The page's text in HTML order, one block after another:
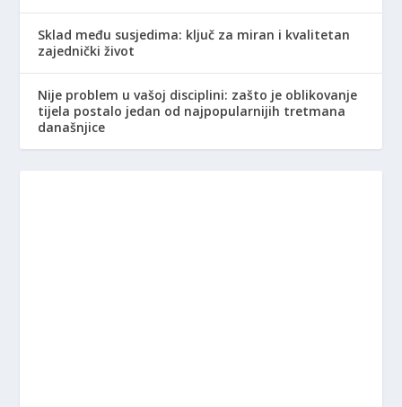
Sklad među susjedima: ključ za miran i kvalitetan
zajednički život
Nije problem u vašoj disciplini: zašto je oblikovanje
tijela postalo jedan od najpopularnijih tretmana
današnjice